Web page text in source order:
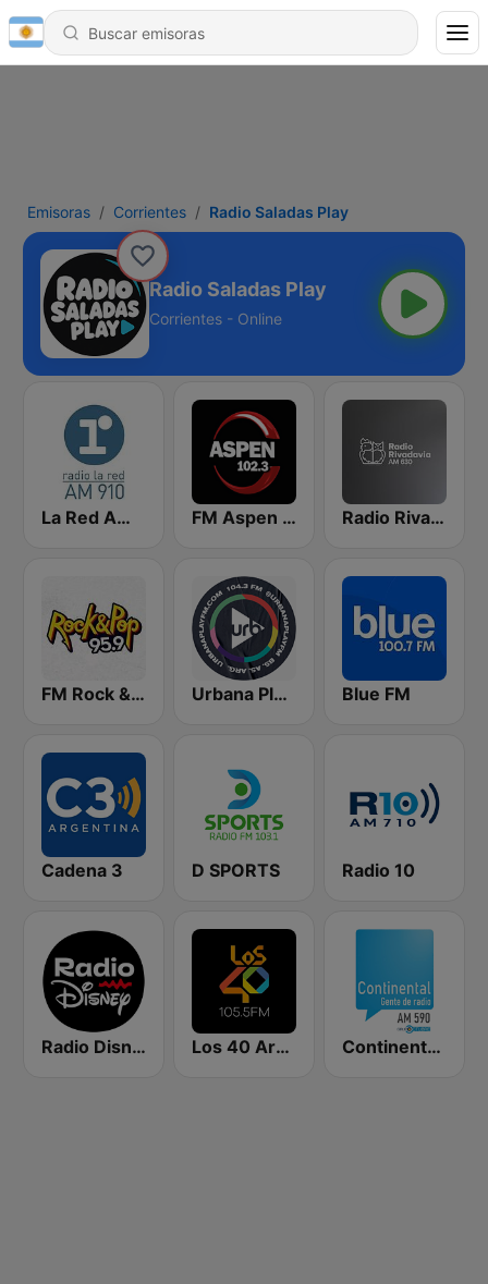
Emisoras Corrientes Radio Saladas Play
Radio Saladas Play
Corrientes - Online
La Red AM 910 FM Aspen 102.3 Radio Rivadavia 630 AM
FM Rock & Pop Urbana Play 104.3 FM Blue FM
Cadena 3 D SPORTS Radio 10
Radio Disney Latinoamérica Los 40 Argentina Continental 590 AM